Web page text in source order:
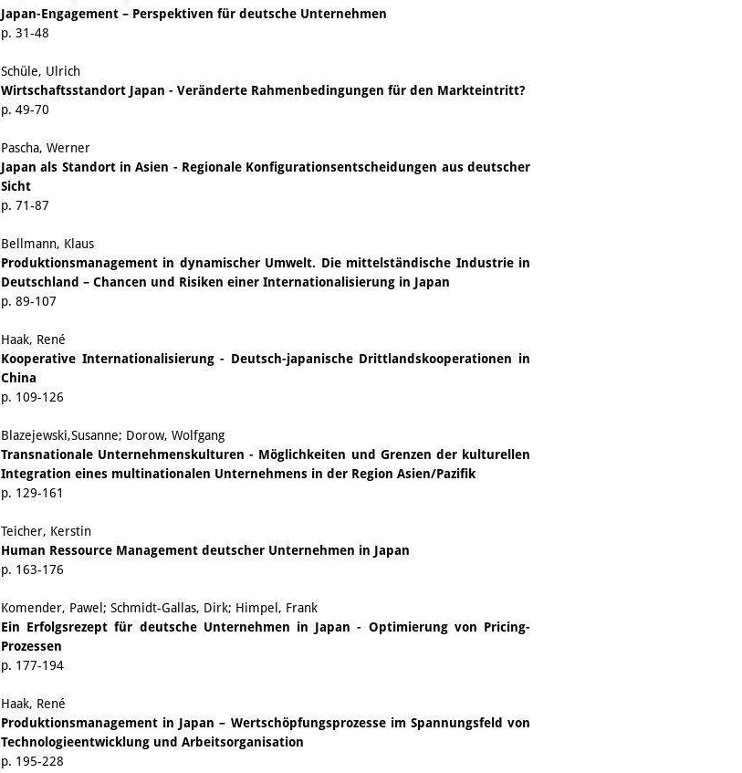
Japan-Engagement – Perspektiven für deutsche Unternehmen
p. 31-48
Schüle, Ulrich
Wirtschaftsstandort Japan - Veränderte Rahmenbedingungen für den Markteintritt?
p. 49-70
Pascha, Werner
Japan als Standort in Asien - Regionale Konfigurationsentscheidungen aus deutscher
Sicht
p. 71-87
Bellmann, Klaus
Produktionsmanagement in dynamischer Umwelt. Die mittelständische Industrie in
Deutschland – Chancen und Risiken einer Internationalisierung in Japan
p. 89-107
Haak, René
Kooperative Internationalisierung - Deutsch-japanische Drittlandskooperationen in
China
p. 109-126
Blazejewski,Susanne; Dorow, Wolfgang
Transnationale Unternehmenskulturen - Möglichkeiten und Grenzen der kulturellen
Integration eines multinationalen Unternehmens in der Region Asien/Pazifik
p. 129-161
Teicher, Kerstin
Human Ressource Management deutscher Unternehmen in Japan
p. 163-176
Komender, Pawel; Schmidt-Gallas, Dirk; Himpel, Frank
Ein Erfolgsrezept für deutsche Unternehmen in Japan - Optimierung von Pricing-
Prozessen
p. 177-194
Haak, René
Produktionsmanagement in Japan – Wertschöpfungsprozesse im Spannungsfeld von
Technologieentwicklung und Arbeitsorganisation
p. 195-228